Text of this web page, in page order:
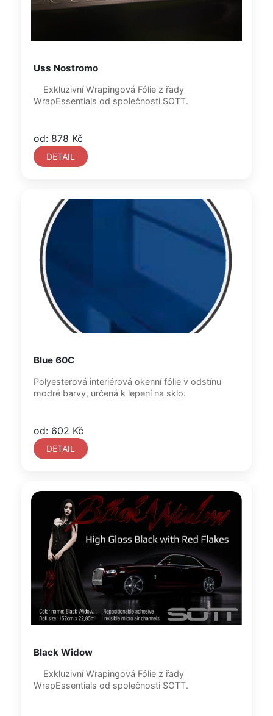
Uss Nostromo
WrapEssentials od společnosti SOTT.
od: 878 Kč
DETAIL
Blue 60C
Polyesterová interiérová okenní fólie v odstínu
modré barvy, určená k lepení na sklo.
od: 602 Kč
DETAIL
Black Widow
WrapEssentials od společnosti SOTT.